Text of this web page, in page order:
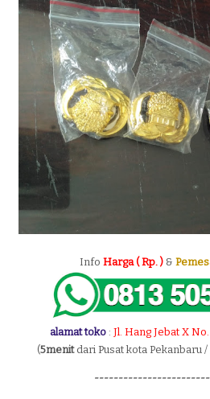
Info Harga ( Rp. ) &
alamat toko: Jl. Hang Jebat X
(5menitdari Pusat kota Pekanbaru